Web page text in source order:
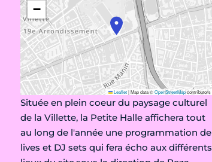
−
Leaflet|Map data ©OpenStreetMapcontributors
Située en plein coeur du paysage culturel
de la Villette, la Petite Halle affichera tout
au long de l'année une programmation de
lives et DJ sets qui fera écho aux différents